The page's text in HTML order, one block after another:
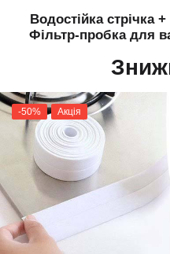
Водостійка стрічка
Фільтр-пробка для
-50% Акція